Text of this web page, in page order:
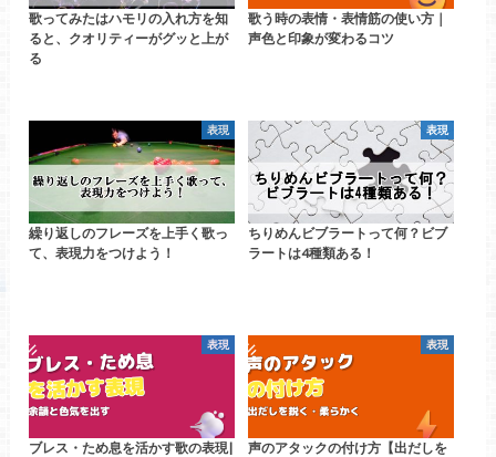
歌ってみたはハモリの入れ方を知
ると、クオリティーがグッと上が
る
歌う時の表情・表情筋の使い方｜
声色と印象が変わるコツ
表現
繰り返しのフレーズを上手く歌っ
て、表現力をつけよう！
表現
ちりめんビブラートって何？ビブ
ラートは4種類ある！
表現
ブレス・ため息を活かす歌の表現|
表現
声のアタックの付け方【出だしを